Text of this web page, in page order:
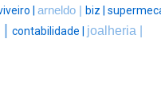
| arneldo | biz |
contabilidade | joalheria |